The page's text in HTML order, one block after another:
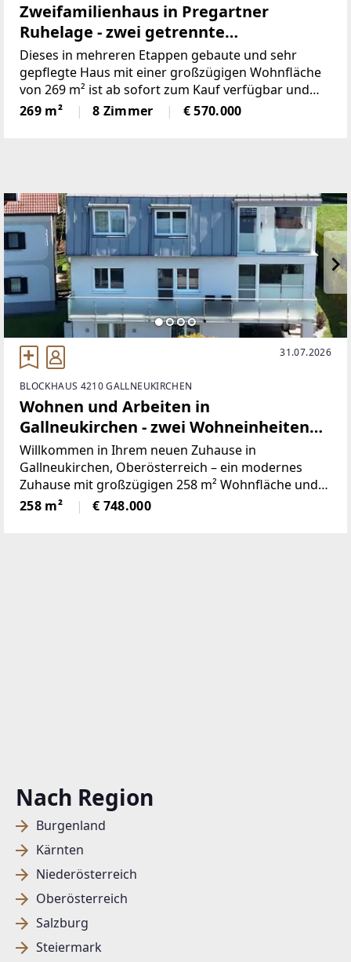
Nach Region
Burgenland
Kärnten
Niederösterreich
Oberösterreich
Salzburg
Steiermark
Zweifamilienhaus in Pregartner
Ruhelage - zwei getrennte
Wohneinheiten auf 269 m² Wohnfläche
Dieses in mehreren Etappen gebaute und sehr
gepflegte Haus mit einer großzügigen Wohnfläche
von 269 m² ist ab sofort zum Kauf verfügbar und
kann zeitnahe bezogen werden.Das gepflegte
Anwesen ist der ideale Rückzugsort für all jene, die
269 m² 8 Zimmer € 570.000
31.07.2026
BLOCKHAUS 4210 GALLNEUKIRCHEN
Wohnen und Arbeiten in
Gallneukirchen - zwei Wohneinheiten
plus Geschäftslokal auf 258 m²
Willkommen in Ihrem neuen Zuhause in
Gallneukirchen, Oberösterreich – ein modernes
Zuhause mit großzügigen 258 m² Wohnfläche und
10 Zimmern, das keine Wünsche offen lässt. Dieses
liebevoll modernisierte Haus besticht durch seine
258 m² € 748.000